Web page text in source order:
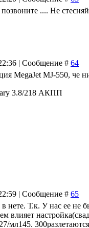
.... Не
| Сообщение # 64
MegaJet MJ-550, че
3.8/218 АКПП
| Сообщение # 65
нете. Т.к. У нас ее
влияет
мл145.